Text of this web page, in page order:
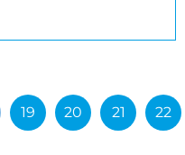
19 20 21 22